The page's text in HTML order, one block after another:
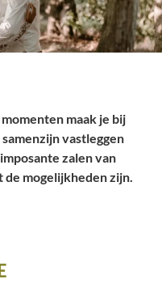
maak je bij
vastleggen
zalen van
mogelijkheden zijn.